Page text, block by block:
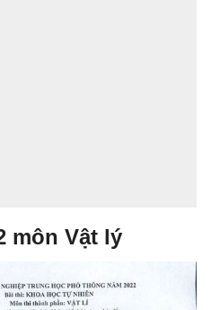
môn Vật lý